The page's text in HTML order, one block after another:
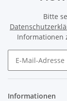
Bitte
Informationen
Informationen